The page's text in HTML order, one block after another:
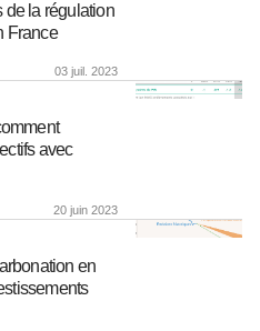
de la régulation
France
03 juil. 2023
avec
20 juin 2023
en